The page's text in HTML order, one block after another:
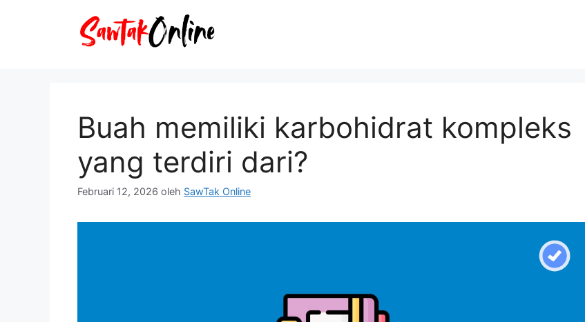
Buah memiliki karbohidrat kompleks
yang terdiri dari?
Februari 12, 2026 oleh SawTak Online